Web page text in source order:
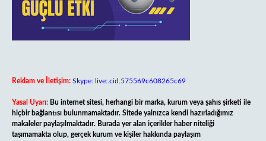
Reklam ve İletişim: Skype: live:.cid.575569c608265c69
Yasal Uyarı: Bu internet sitesi, herhangi bir marka, kurum veya şahıs şirketi ile
hiçbir bağlantısı bulunmamaktadır. Sitede yalnızca kendi hazırladığımız
makaleler paylaşılmaktadır. Burada yer alan içerikler haber niteliği
taşımamakta olup, gerçek kurum ve kişiler hakkında paylaşım